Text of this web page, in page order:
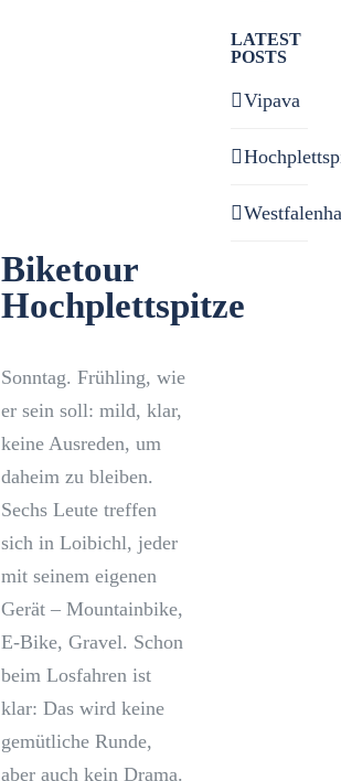
Biketour
Hochplettspitze
Sonntag. Frühling, wie
er sein soll: mild, klar,
keine Ausreden, um
daheim zu bleiben.
Sechs Leute treffen
sich in Loibichl, jeder
mit seinem eigenen
Gerät – Mountainbike,
E-Bike, Gravel. Schon
beim Losfahren ist
klar: Das wird keine
gemütliche Runde,
aber auch kein Drama.
LATEST
POSTS
Vipava